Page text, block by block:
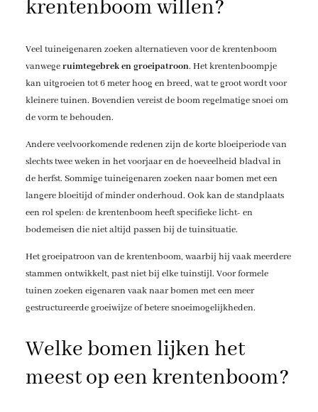
krentenboom willen?
Veel tuineigenaren zoeken alternatieven voor de krentenboom
vanwegeruimtegebrek en groeipatroon. Het krentenboompje
kan uitgroeien tot 6 meter hoog en breed, wat te groot wordt voor
kleinere tuinen. Bovendien vereist de boom regelmatige snoei om
de vorm te behouden.
Andere veelvoorkomende redenen zijn de korte bloeiperiode van
slechts twee weken in het voorjaar en de hoeveelheid bladval in
de herfst. Sommige tuineigenaren zoeken naar bomen met een
langere bloeitijd of minder onderhoud. Ook kan de standplaats
een rol spelen: de krentenboom heeft specifieke licht- en
bodemeisen die niet altijd passen bij de tuinsituatie.
Het groeipatroon van de krentenboom, waarbij hij vaak meerdere
stammen ontwikkelt, past niet bij elke tuinstijl. Voor formele
tuinen zoeken eigenaren vaak naar bomen met een meer
gestructureerde groeiwijze of betere snoeimogelijkheden.
Welke bomen lijken het
meest op een krentenboom?